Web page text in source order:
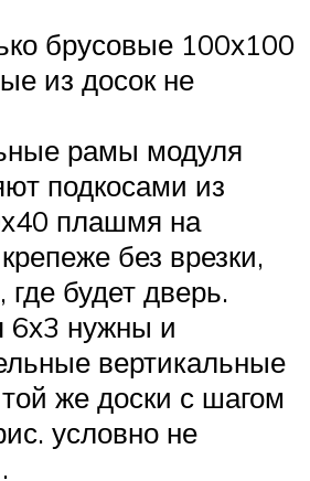
брусовые 100х100
из досок не
рамы модуля
подкосами из
плашмя на
без врезки,
где будет дверь.
6х3 нужны и
вертикальные
же доски с шагом
условно не